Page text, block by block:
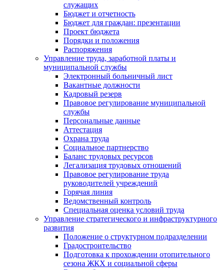
служащих
Бюджет и отчетность
Бюджет для граждан: презентации
Проект бюджета
Порядки и положения
Распоряжения
Управление труда, заработной платы и
муниципальной службы
Электронный больничный лист
Вакантные должности
Кадровый резерв
Правовое регулирование муниципальной
службы
Персональные данные
Аттестация
Охрана труда
Социальное партнерство
Баланс трудовых ресурсов
Легализация трудовых отношений
Правовое регулирование труда
руководителей учреждений
Горячая линия
Ведомственный контроль
Специальная оценка условий труда
Управление стратегического и инфраструктурного
развития
Положение о структурном подразделении
Градостроительство
Подготовка к прохождении отопительного
сезона ЖКХ и социальной сферы